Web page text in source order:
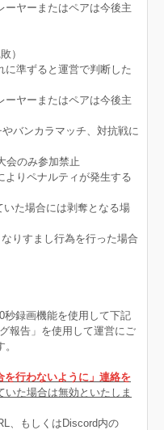
ヤーまたはペアは今後主
）
に準ずると運営で判断した
ヤーまたはペアは今後主
バンカラマッチ、対抗戦に
会のみ参加禁止
りペナルティが発生する
た場合には剥奪となる場
りすまし行為を行った場合
秒録画機能を使用して下記
報告」を使用して運営にご
を行わないように」連絡を
いた場合は無効といたしま
、もしくはDiscord内の